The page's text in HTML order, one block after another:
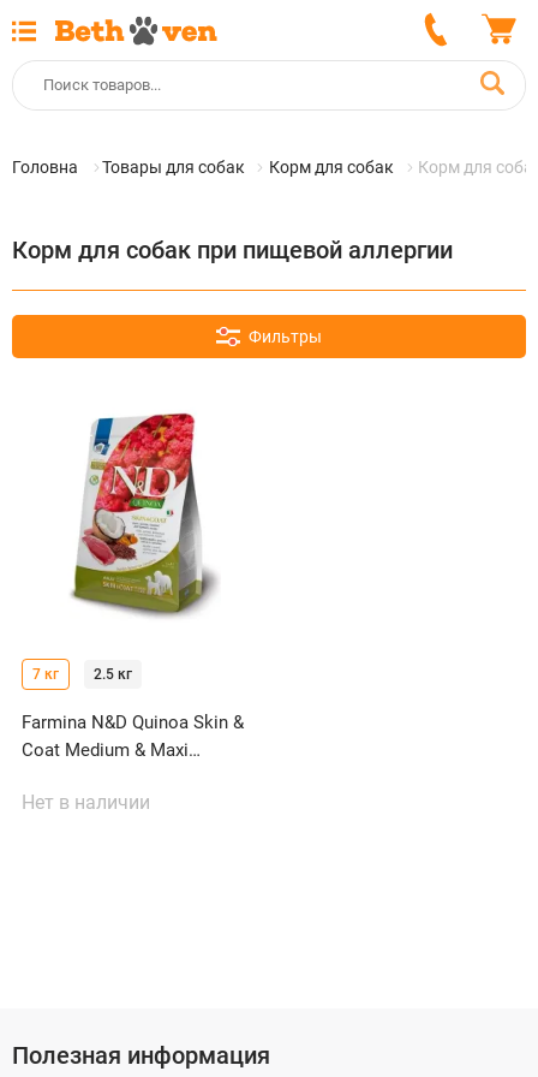
Головна Товары для собак Корм для собак Корм для
Корм для собак при пищевой аллергии
Фильтры
7 кг 2.5 кг
Farmina N&D Quinoa Skin &
Coat Medium & Maxi
киноа, кокосом и куркумой
Нет в наличии
Полезная информация